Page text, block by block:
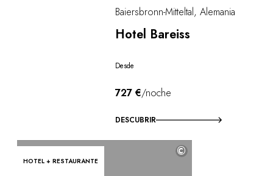
Baiersbronn-Mitteltal, Alemania
Hotel Bareiss
Desde
727 €/noche
DESCUBRIR
HOTEL + RESTAURANTE
©